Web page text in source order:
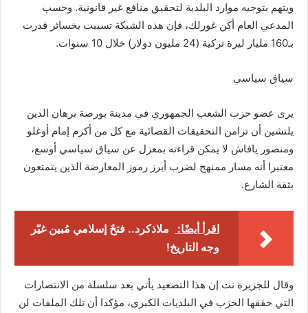
ويتهم بتوجيه موارد البلدية لتحقيق منافع غير قانونية. وحسب
المدعي العام أكن غورلك، فإن هذه الشبكة تسببت بخسائر قدرت
بـ160 مليار ليرة تركية (24 مليون دولار) خلال 10 سنوات.
سياق سياسي
يرى عضو حزب الشعب الجمهوري في مدينة بورصة برهان الدين
يلتشين أن تزامن التحقيقات القضائية مع كل من أكرم إمام أوغلو
ومنصور يافاش لا يمكن قراءته بمعزل عن سياق سياسي أوسع،
معتبرا أنه مسار ممنهج لضرب أبرز رموز المعارضة الذين يتمتعون
بثقة الشارع.
اقرأ أيضًا:
ملاذكرد.. فتحٌ إسلامي مُبين غيّر
وجه التاريخ!
وقال للجزيرة نت إن هذا التصعيد يأتي بعد سلسلة من الانتصارات
التي حققها الحزب في البلديات الكبرى، مؤكدا أن تلك الملفات لن